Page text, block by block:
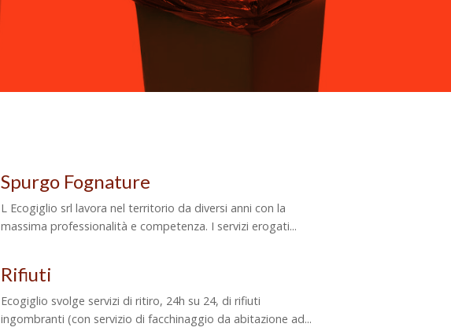
Spurgo Fognature
L Ecogiglio srl lavora nel territorio da diversi anni con la
massima professionalità e competenza. I servizi erogati...
Rifiuti
Ecogiglio svolge servizi di ritiro, 24h su 24, di rifiuti
ingombranti (con servizio di facchinaggio da abitazione ad...